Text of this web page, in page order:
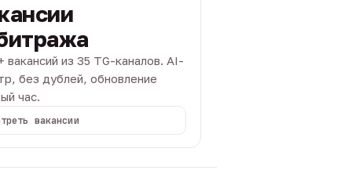
вакансий из 35 TG-каналов. AI-
без дублей, обновление
час.
вакансии